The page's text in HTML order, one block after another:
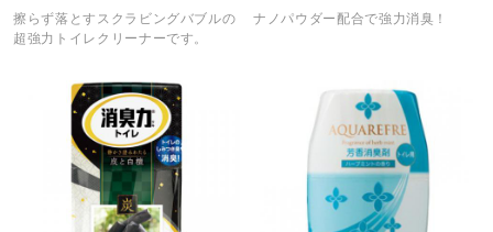
擦らず落とすスクラビングバブルの
超強力トイレクリーナーです。
ナノパウダー配合で強力消臭！